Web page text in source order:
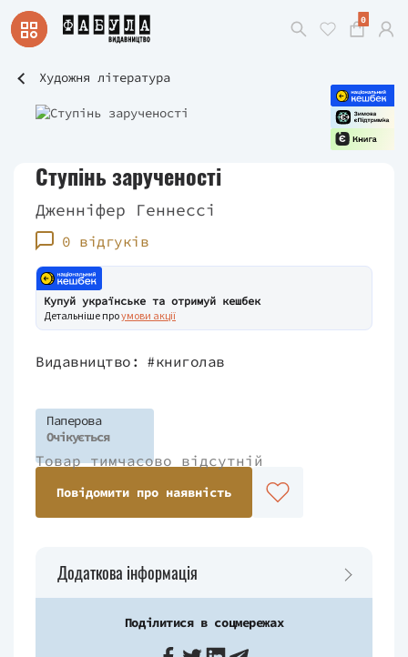
0
Художня література
Ступінь зарученості
Дженніфер Геннессі
0 відгуків
Купуй українське та отримуй кешбек
Детальніше проумови акції
Видавництво: #книголав
Паперова
Очікується
Товар тимчасово відсутній
Повідомити про наявність
Додаткова інформація
Поділитися в соцмережах